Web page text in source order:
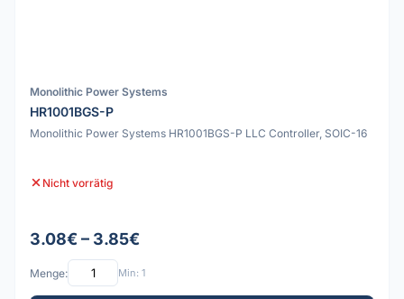
Monolithic Power Systems
HR1001BGS-P
Monolithic Power Systems HR1001BGS-P LLC Controller, SOIC-16
Nicht vorrätig
3.08€ – 3.85€
Menge: Min: 1